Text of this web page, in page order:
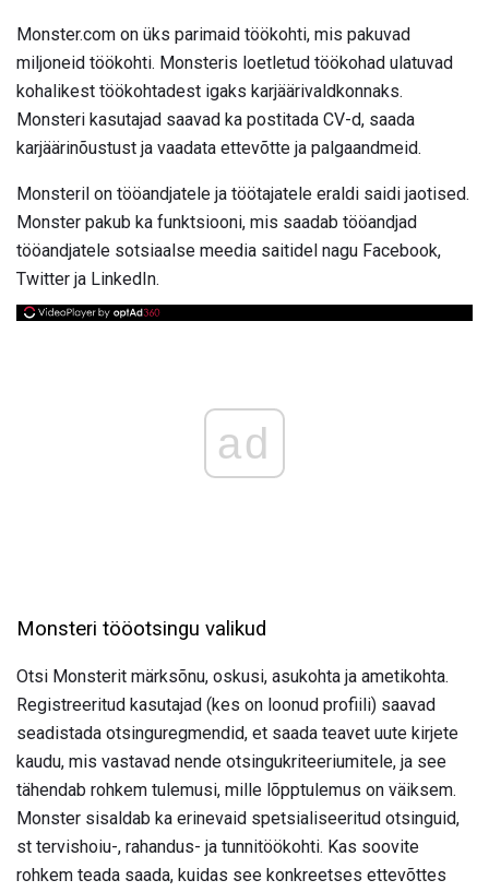
Monster.com on üks parimaid töökohti, mis pakuvad
miljoneid töökohti. Monsteris loetletud töökohad ulatuvad
kohalikest töökohtadest igaks karjäärivaldkonnaks.
Monsteri kasutajad saavad ka postitada CV-d, saada
karjäärinõustust ja vaadata ettevõtte ja palgaandmeid.
Monsteril on tööandjatele ja töötajatele eraldi saidi jaotised.
Monster pakub ka funktsiooni, mis saadab tööandjad
tööandjatele sotsiaalse meedia saitidel nagu Facebook,
Twitter ja LinkedIn.
ad
Monsteri tööotsingu valikud
Otsi Monsterit märksõnu, oskusi, asukohta ja ametikohta.
Registreeritud kasutajad (kes on loonud profiili) saavad
seadistada otsinguregmendid, et saada teavet uute kirjete
kaudu, mis vastavad nende otsingukriteeriumitele, ja see
tähendab rohkem tulemusi, mille lõpptulemus on väiksem.
Monster sisaldab ka erinevaid spetsialiseeritud otsinguid,
st tervishoiu-, rahandus- ja tunnitöökohti. Kas soovite
rohkem teada saada, kuidas see konkreetses ettevõttes